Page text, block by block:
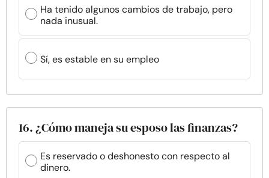
Ha tenido algunos cambios de trabajo, pero
nada inusual.
Sí, es estable en su empleo
16. ¿Cómo maneja su esposo las finanzas?
Es reservado o deshonesto con respecto al
dinero.